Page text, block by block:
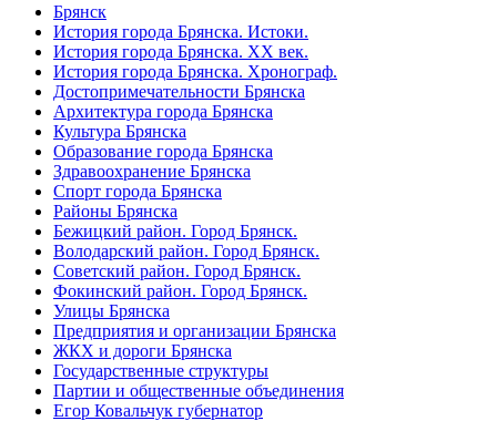
Брянск
История города Брянска. Истоки.
История города Брянска. XX век.
История города Брянска. Хронограф.
Достопримечательности Брянска
Архитектура города Брянска
Культура Брянска
Образование города Брянска
Здравоохранение Брянска
Спорт города Брянска
Районы Брянска
Бежицкий район. Город Брянск.
Володарский район. Город Брянск.
Советский район. Город Брянск.
Фокинский район. Город Брянск.
Улицы Брянска
Предприятия и организации Брянска
ЖКХ и дороги Брянска
Государственные структуры
Партии и общественные объединения
Егор Ковальчук губернатор